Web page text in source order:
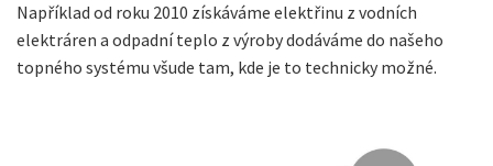
Například od roku 2010 získáváme elektřinu z vodních
elektráren a odpadní teplo z výroby dodáváme do našeho
topného systému všude tam, kde je to technicky možné.